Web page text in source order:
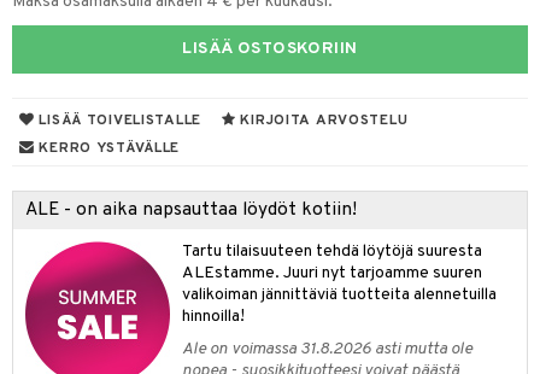
LISÄÄ OSTOSKORIIN
LISÄÄ TOIVELISTALLE
KIRJOITA ARVOSTELU
KERRO YSTÄVÄLLE
ALE - on aika napsauttaa löydöt kotiin!
Tartu tilaisuuteen tehdä löytöjä suuresta
ALEstamme. Juuri nyt tarjoamme suuren
valikoiman jännittäviä tuotteita alennetuilla
hinnoilla!
Ale on voimassa 31.8.2026 asti mutta ole
Set
& Highlighter
hoito
tarvikkeet
/ Kajaali
de cologne
de parfum
de toilette
&
Lapset
shave balm